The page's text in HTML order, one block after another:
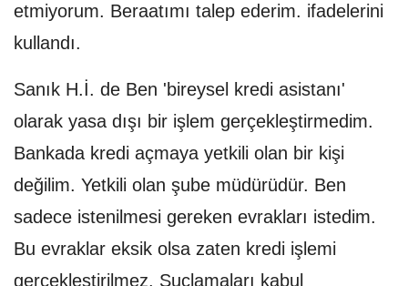
etmiyorum. Beraatımı talep ederim. ifadelerini
kullandı.
Sanık H.İ. de Ben 'bireysel kredi asistanı'
olarak yasa dışı bir işlem gerçekleştirmedim.
Bankada kredi açmaya yetkili olan bir kişi
değilim. Yetkili olan şube müdürüdür. Ben
sadece istenilmesi gereken evrakları istedim.
Bu evraklar eksik olsa zaten kredi işlemi
gerçekleştirilmez. Suçlamaları kabul